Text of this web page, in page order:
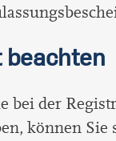
bei der
können Sie